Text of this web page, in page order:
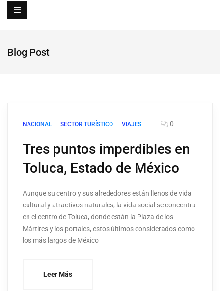
Blog Post
NACIONAL SECTOR TURÍSTICO VIAJES 0
Tres puntos imperdibles en
Toluca, Estado de México
Aunque su centro y sus alrededores están llenos de vida
cultural y atractivos naturales, la vida social se concentra
en el centro de Toluca, donde están la Plaza de los
Mártires y los portales, estos últimos considerados como
los más largos de México
Leer Más